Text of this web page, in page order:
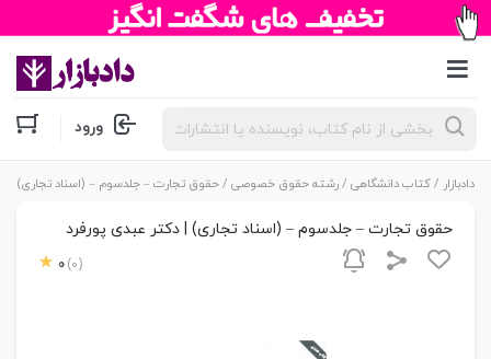
جستجوی
محصولات ورود
دادبازار /کتاب دانشگاهی /رشته حقوق خصوصی / حقوق تجارت – جلدسوم – (اسناد تجاری) |
حقوق تجارت – جلدسوم – (اسناد تجاری) | دکتر عبدی پورفرد
0 (0)